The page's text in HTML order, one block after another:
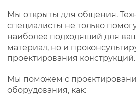
Мы открыты для общения.
специалисты не только
наиболее подходящий для
материал, но и
проектирования конструкций.
Мы поможем с
оборудования, как: